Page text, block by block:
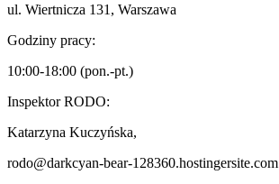
ul. Wiertnicza 131, Warszawa
Godziny pracy:
10:00-18:00 (pon.-pt.)
Inspektor RODO:
Katarzyna Kuczyńska,
rodo@darkcyan-bear-128360.hostingersite.com